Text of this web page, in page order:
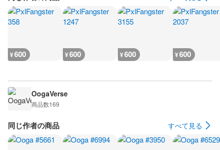
¥600 ¥600 ¥600 ¥600
OogaVerse
商品数169
同じ作者の商品 すべて見る